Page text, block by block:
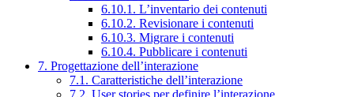
6.10.1. L’inventario dei contenuti
6.10.2. Revisionare i contenuti
6.10.3. Migrare i contenuti
6.10.4. Pubblicare i contenuti
7. Progettazione dell’interazione
7.1. Caratteristiche dell’interazione
7.2. User stories per definire l’interazione